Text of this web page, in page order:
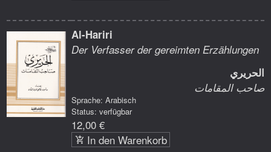
Al-Hariri
Der Verfasser der gereimten Erzählungen
الحريري
صاحب المقامات
Sprache: Arabisch
Status: verfügbar
12,00 €
In den Warenkorb